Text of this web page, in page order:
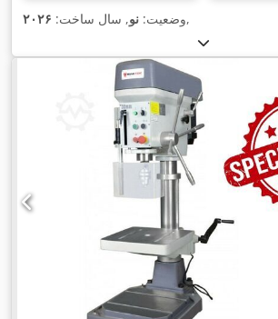
وضعیت: نو, سال ساخت: ۲۰۲۶ ,